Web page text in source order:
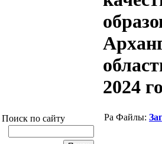
Поиск по сайту
2024
Файлы: